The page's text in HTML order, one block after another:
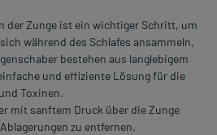
der Zunge ist ein wichtiger Schritt, um
während des Schlafes ansammeln,
bestehen aus langlebigem
und effiziente Lösung für die
Toxinen.
mit sanftem Druck über die Zunge
zu entfernen.